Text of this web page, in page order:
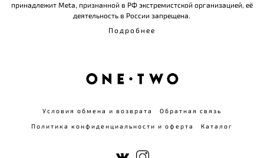
принадлежит Meta, признанной в РФ экстремистской организацией, её
деятельность в России запрещена.
Подробнее
Условия обмена и возврата Обратная связь
Политика конфиденциальности и оферта Каталог